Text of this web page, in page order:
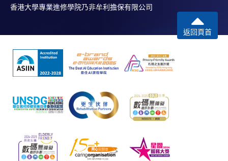
香港大學專業進修學院乃非牟利擔保有限公司
返回頁首